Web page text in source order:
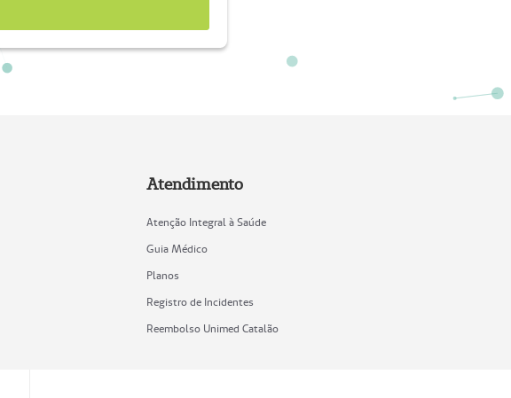
Atendimento
Atenção Integral à Saúde
Guia Médico
Planos
Registro de Incidentes
Reembolso Unimed Catalão